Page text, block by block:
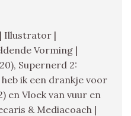
| Illustrator |
Vorming |
Supernerd 2:
ik een drankje voor
en Vloek van vuur en
& Mediacoach |